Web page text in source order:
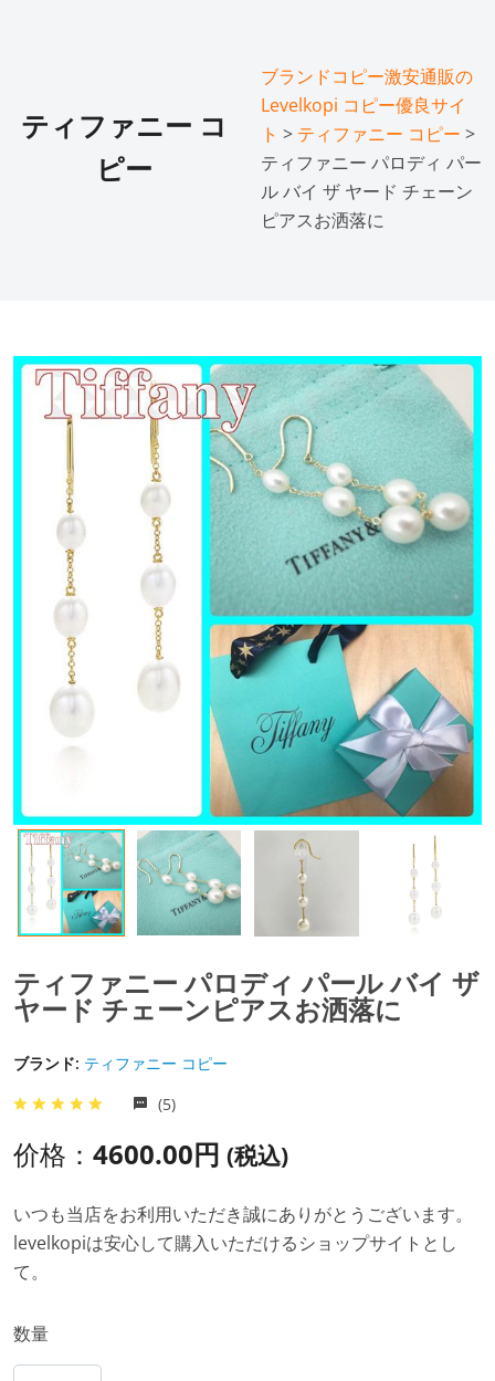
ティファニー コ
ピー
ブランドコピー激安通販の
Levelkopi コピー優良サイ
ト > ティファニー コピー >
ティファニー パロディ パー
ル バイ ザ ヤード チェーン
ピアスお洒落に
ティファニー パロディ パール バイ ザ
ヤード チェーンピアスお洒落に
ブランド: ティファニー コピー
(5)
价格： 4600.00円 (税込)
いつも当店をお利用いただき誠にありがとうございます。
levelkopiは安心して購入いただけるショップサイトとし
て。
数量